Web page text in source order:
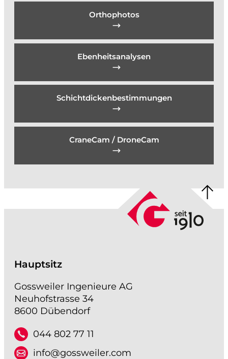
Orthophotos
Ebenheitsanalysen
Schichtdickenbestimmungen
CraneCam / DroneCam
Hauptsitz
Gossweiler Ingenieure AG
Neuhofstrasse 34
8600 Dübendorf
044 802 77 11
info@gossweiler.com